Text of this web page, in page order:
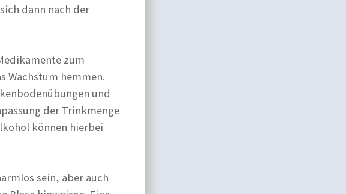
dann nach der
zum
Wachstum hemmen.
und
der Trinkmenge
können hierbei
sein, aber auch